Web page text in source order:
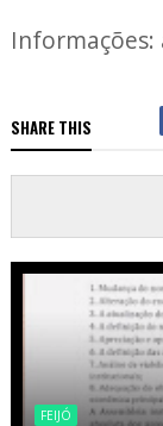
Informações:
SHARE THIS
FEIJÓ